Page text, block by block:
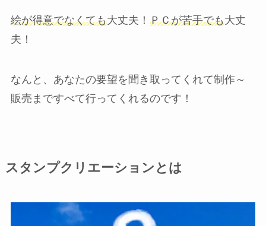
絵が得意でなくても大丈夫！ ＰＣが苦手でも大丈
夫！
なんと、あなたの要望を聞き取ってくれて制作～
販売まですべて行ってくれるのです！
スタンプクリエーションとは